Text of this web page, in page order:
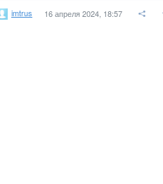
imtrus 16 апреля 2024, 18:57